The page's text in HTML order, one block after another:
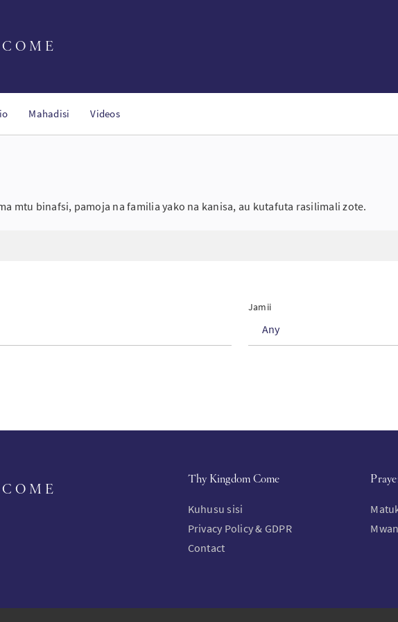
Mahadisi Videos
mtu binafsi, pamoja na familia yako na kanisa, au kutafuta rasilimali zote.
Jamii
Any
Thy Kingdom Come
Kuhusu sisi
Privacy Policy & GDPR
Contact